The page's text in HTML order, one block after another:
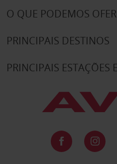
O QUE PODEMOS
PRINCIPAIS DESTINOS
PRINCIPAIS ESTAÇÕES